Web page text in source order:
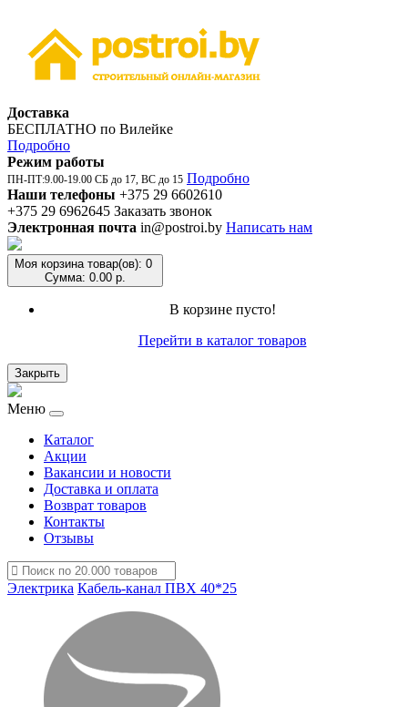
Доставка
БЕСПЛАТНО по Вилейке
Подробно
Режим работы
ПН-ПТ:9.00-19.00 СБ до 17, ВС до 15 Подробно
Наши телефоны +375 29 6602610
+375 29 6962645 Заказать звонок
Электронная почта in@postroi.by Написать нам
Моя корзина товар(ов): 0
Сумма: 0.00 р.
В корзине пусто!
Перейти в каталог товаров
Закрыть
Меню
Каталог
Акции
Вакансии и новости
Доставка и оплата
Возврат товаров
Контакты
Отзывы
Электрика Кабель-канал ПВХ 40*25